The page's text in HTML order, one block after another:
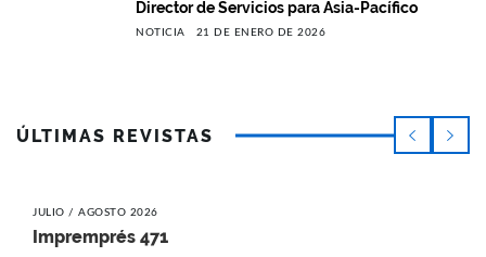
Director de Servicios para Asia-Pacífico
NOTICIA 21 DE ENERO DE 2026
ÚLTIMAS REVISTAS
JULIO / AGOSTO 2026
Impremprés 471